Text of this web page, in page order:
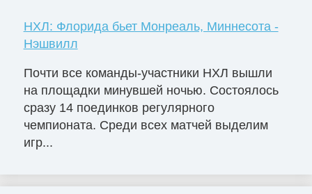
НХЛ: Флорида бьет Монреаль, Миннесота -
Нэшвилл
Почти все команды-участники НХЛ вышли
на площадки минувшей ночью. Состоялось
сразу 14 поединков регулярного
чемпионата. Среди всех матчей выделим
игр...